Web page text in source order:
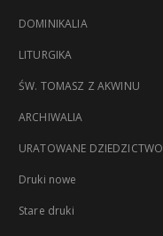
DOMINIKALIA
LITURGIKA
ŚW. TOMASZ Z AKWINU
ARCHIWALIA
URATOWANE DZIEDZICTWO
Druki nowe
Stare druki